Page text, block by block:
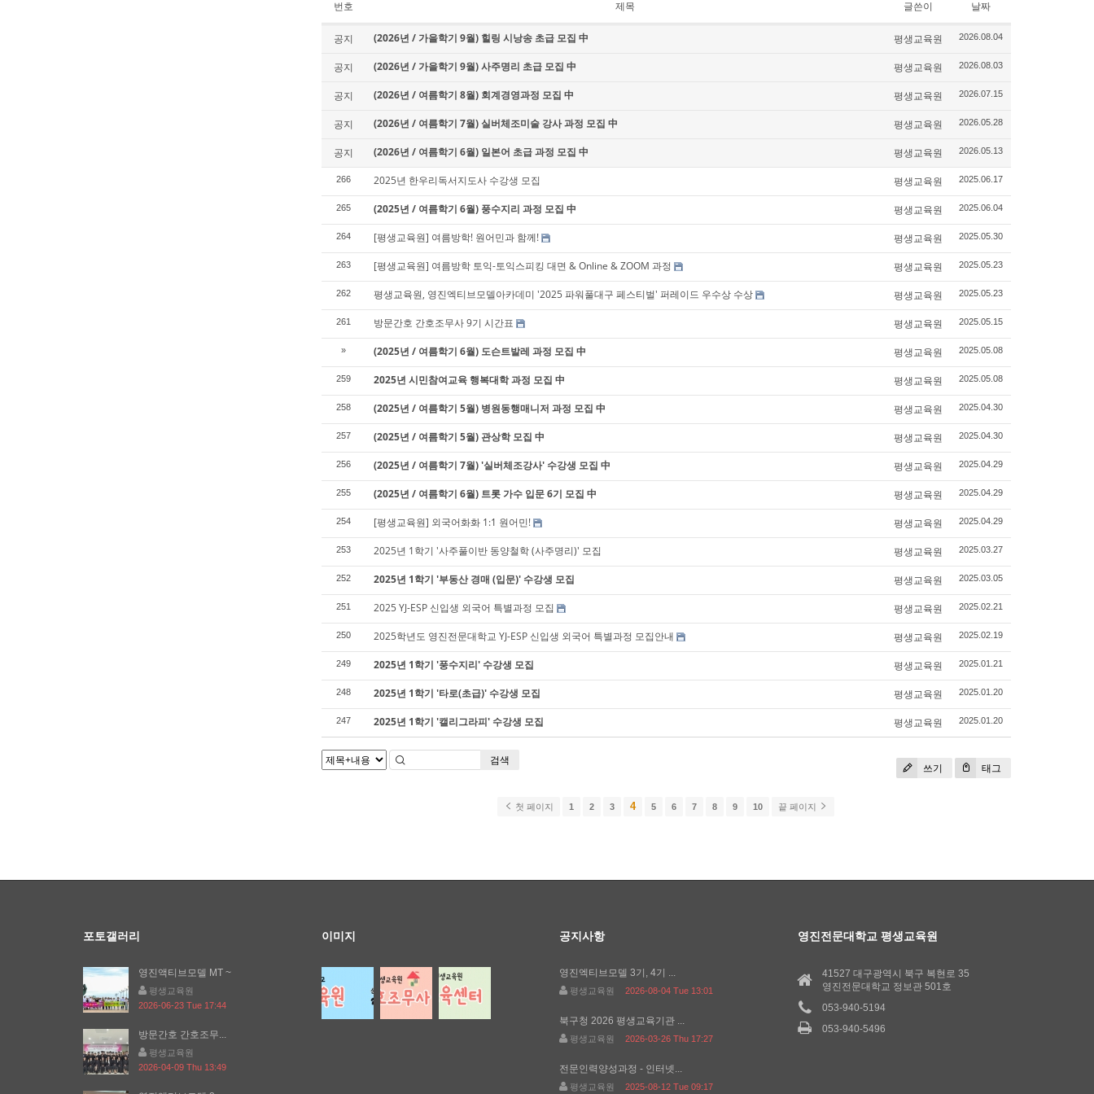
번호 제목 글쓴이 날짜
공지 (2026년 / 가을학기 9월) 힐링 시낭송 초급 모집 中 평생교육원 2026.08.04
공지 (2026년 / 가을학기 9월) 사주명리 초급 모집 中 평생교육원 2026.08.03
공지 (2026년 / 여름학기 8월) 회계경영과정 모집 中 평생교육원 2026.07.15
공지 (2026년 / 여름학기 7월) 실버체조미술 강사 과정 모집 中 평생교육원 2026.05.28
공지 (2026년 / 여름학기 6월) 일본어 초급 과정 모집 中 평생교육원 2026.05.13
266 2025년 한우리독서지도사 수강생 모집 평생교육원 2025.06.17
265 (2025년 / 여름학기 6월) 풍수지리 과정 모집 中 평생교육원 2025.06.04
264 [평생교육원] 여름방학! 원어민과 함께! 평생교육원 2025.05.30
263 [평생교육원] 여름방학 토익-토익스피킹 대면 & Online & ZOOM 과정 평생교육원 2025.05.23
262 평생교육원, 영진엑티브모델아카데미 '2025 파워풀대구 페스티벌' 퍼레이드 우수상 수상 평생교육원 2025.05.23
261 방문간호 간호조무사 9기 시간표 평생교육원 2025.05.15
» (2025년 / 여름학기 6월) 도슨트발레 과정 모집 中 평생교육원 2025.05.08
259 2025년 시민참여교육 행복대학 과정 모집 中 평생교육원 2025.05.08
258 (2025년 / 여름학기 5월) 병원동행매니저 과정 모집 中 평생교육원 2025.04.30
257 (2025년 / 여름학기 5월) 관상학 모집 中 평생교육원 2025.04.30
256 (2025년 / 여름학기 7월) '실버체조강사' 수강생 모집 中 평생교육원 2025.04.29
255 (2025년 / 여름학기 6월) 트롯 가수 입문 6기 모집 中 평생교육원 2025.04.29
254 [평생교육원] 외국어화화 1:1 원어민! 평생교육원 2025.04.29
253 2025년 1학기 '사주풀이반 동양철학 (사주명리)' 모집 평생교육원 2025.03.27
252 2025년 1학기 '부동산 경매 (입문)' 수강생 모집 평생교육원 2025.03.05
251 2025 YJ-ESP 신입생 외국어 특별과정 모집 평생교육원 2025.02.21
250 2025학년도 영진전문대학교 YJ-ESP 신입생 외국어 특별과정 모집안내 평생교육원 2025.02.19
249 2025년 1학기 '풍수지리' 수강생 모집 평생교육원 2025.01.21
248 2025년 1학기 '타로(초급)' 수강생 모집 평생교육원 2025.01.20
247 2025년 1학기 '캘리그라피' 수강생 모집 평생교육원 2025.01.20
쓰기 태그
검색
첫 페이지 1 2 3 4 5 6 7 8 9 10 끝 페이지
포토갤러리
영진액티브모델 MT ~
평생교육원
2026-06-23 Tue 17:44
방문간호 간호조무...
평생교육원
2026-04-09 Thu 13:49
이미지 공지사항
영진엑티브모델 3기, 4기 ...
평생교육원 2026-08-04 Tue 13:01
북구청 2026 평생교육기관 ...
평생교육원 2026-03-26 Thu 17:27
전문인력양성과정 - 인터넷...
평생교육원 2025-08-12 Tue 09:17
영진전문대학교 평생교육원
41527 대구광역시 북구 복현로 35
영진전문대학교 정보관 501호
053-940-5194
053-940-5496